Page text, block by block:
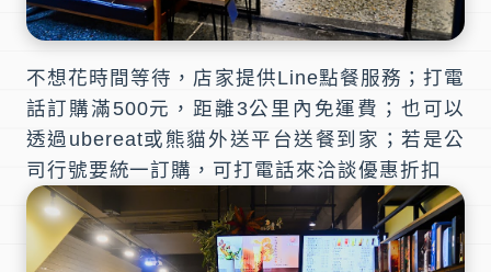
不想花時間等待，店家提供Line點餐服務 ；打電
話訂購滿500元，距離3公里內免運費；也可以
透過ubereat或熊貓外送平台送餐到家；若是公
司行號要統一訂購，可打電話來洽談優惠折扣